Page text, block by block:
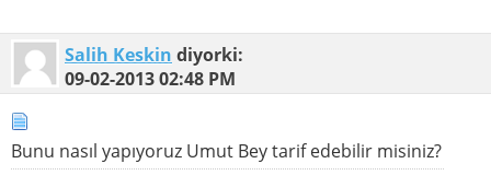
Salih Keskin diyorki:
09-02-201302:48 PM
Bunu nasıl yapıyoruz Umut Bey tarif edebilir misiniz?